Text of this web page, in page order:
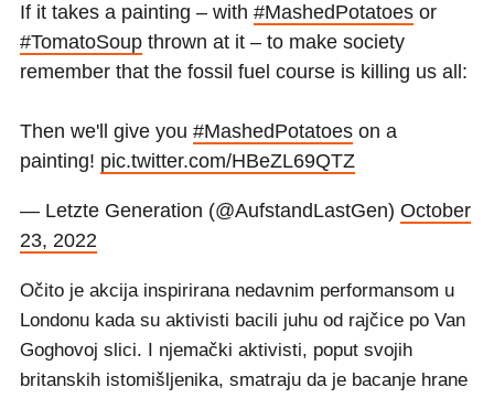
If it takes a painting – with #MashedPotatoes or
#TomatoSoup thrown at it – to make society
remember that the fossil fuel course is killing us all:
Then we'll give you #MashedPotatoes on a
painting! pic.twitter.com/HBeZL69QTZ
— Letzte Generation (@AufstandLastGen) October
23, 2022
Očito je akcija inspirirana nedavnim performansom u
Londonu kada su aktivisti bacili juhu od rajčice po Van
Goghovoj slici. I njemački aktivisti, poput svojih
britanskih istomišljenika, smatraju da je bacanje hrane